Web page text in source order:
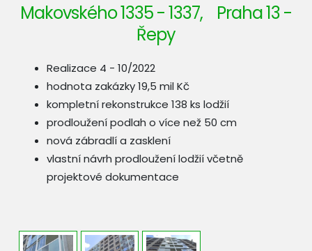
Makovského 1335 - 1337, Praha 13 -
Řepy
Realizace 4 - 10/2022
hodnota zakázky 19,5 mil Kč
kompletní rekonstrukce 138 ks lodžií
prodloužení podlah o více než 50 cm
nová zábradlí a zasklení
vlastní návrh prodloužení lodžií včetně
projektové dokumentace